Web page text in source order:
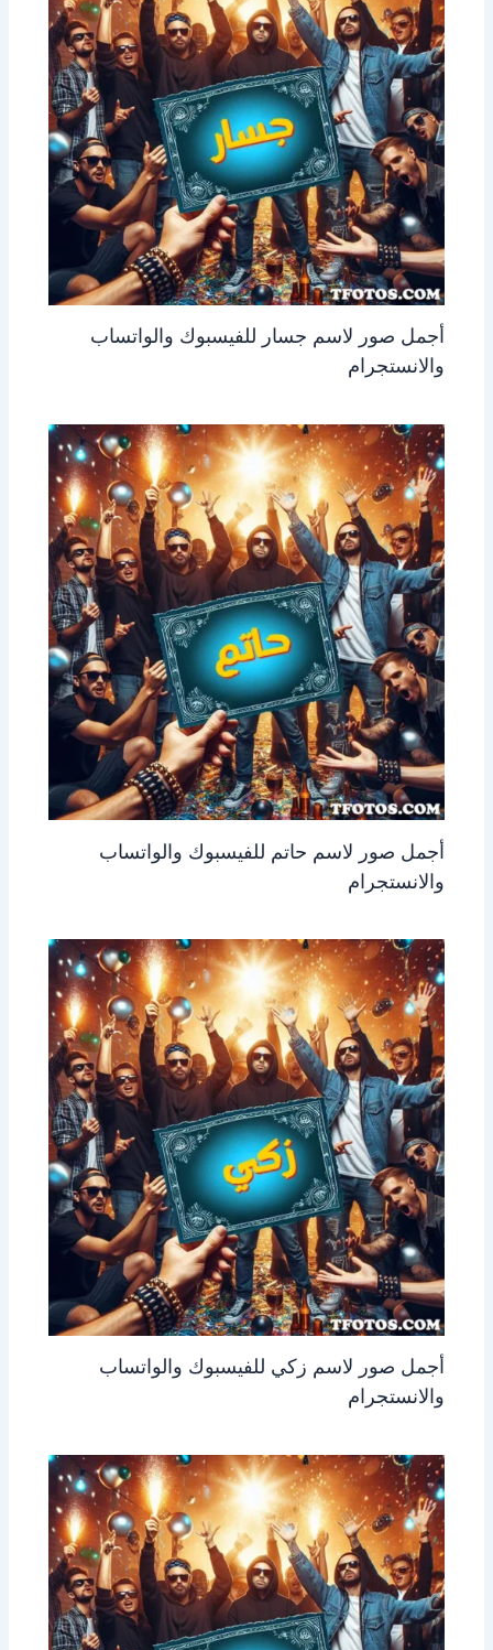
أجمل صور لاسم جسار للفيسبوك والواتساب
والانستجرام
أجمل صور لاسم حاتم للفيسبوك والواتساب
والانستجرام
أجمل صور لاسم زكي للفيسبوك والواتساب
والانستجرام